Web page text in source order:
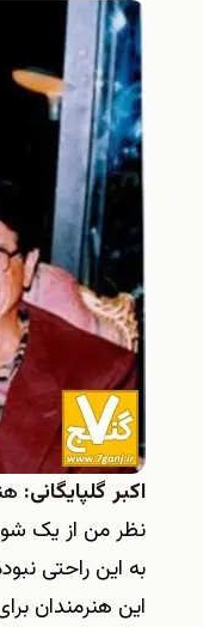
اکبر گلپایگانی:
نظر من از یک
به این راحتی
این هنرمندان